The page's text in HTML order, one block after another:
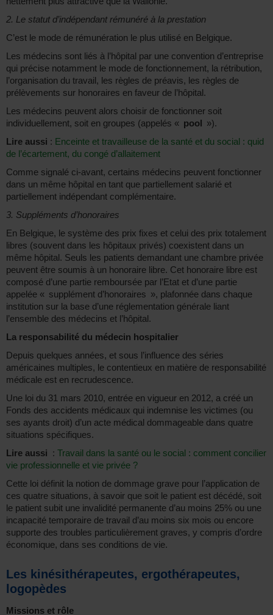
2. Le statut d’indépendant rémunéré à la prestation
C’est le mode de rémunération le plus utilisé en Belgique.
Les médecins sont liés à l’hôpital par une convention d’entreprise
qui précise notamment le mode de fonctionnement, la rétribution,
l’organisation du travail, les règles de préavis, les règles de
prélèvements sur honoraires en faveur de l’hôpital.
Les médecins peuvent alors choisir de fonctionner soit
individuellement, soit en groupes (appelés « pool
»).
Lire aussi : Enceinte et travailleuse de la santé et du social : quid
de l’écartement, du congé d’allaitement
Comme signalé ci-avant, certains médecins peuvent fonctionner
dans un même hôpital en tant que partiellement salarié et
partiellement indépendant complémentaire.
3. Suppléments d’honoraires
En Belgique, le système des prix fixes et celui des prix totalement
libres (souvent dans les hôpitaux privés) coexistent dans un
même hôpital. Seuls les patients demandant une chambre privée
peuvent être soumis à un honoraire libre. Cet honoraire libre est
composé d’une partie remboursée par l’Etat et d’une partie
appelée « supplément d’honoraires », plafonnée dans chaque
institution sur la base d’une réglementation générale liant
l’ensemble des médecins et l’hôpital.
La responsabilité du médecin hospitalier
Depuis quelques années, et sous l’influence des séries
américaines multiples, le contentieux en matière de responsabilité
médicale est en recrudescence.
Une loi du 31 mars 2010, entrée en vigueur en 2012, a créé un
Fonds des accidents médicaux qui indemnise les victimes (ou
ses ayants droit) d’un acte médical dommageable dans quatre
situations spécifiques.
Lire aussi : Travail dans la santé ou le social : comment concilier
vie professionnelle et vie privée ?
Cette loi définit la notion de dommage grave pour l’application de
ces quatre situations, à savoir que soit le patient est décédé, soit
le patient subit une invalidité permanente d’au moins 25% ou une
incapacité temporaire de travail d’au moins six mois ou encore
supporte des troubles particulièrement graves, y compris d’ordre
économique, dans ses conditions de vie.
Les kinésithérapeutes, ergothérapeutes,
logopèdes
Missions et rôle